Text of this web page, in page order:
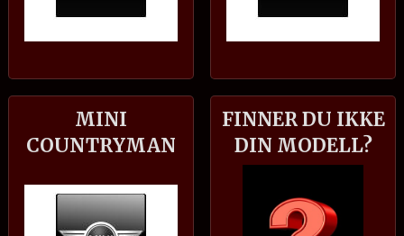
MINI
COUNTRYMAN
FINNER DU IKKE
DIN MODELL?